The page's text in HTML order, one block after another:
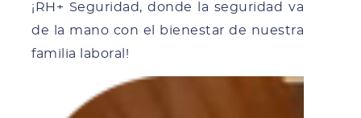
¡RH+ Seguridad, donde la seguridad va
de la mano con el bienestar de nuestra
familia laboral!